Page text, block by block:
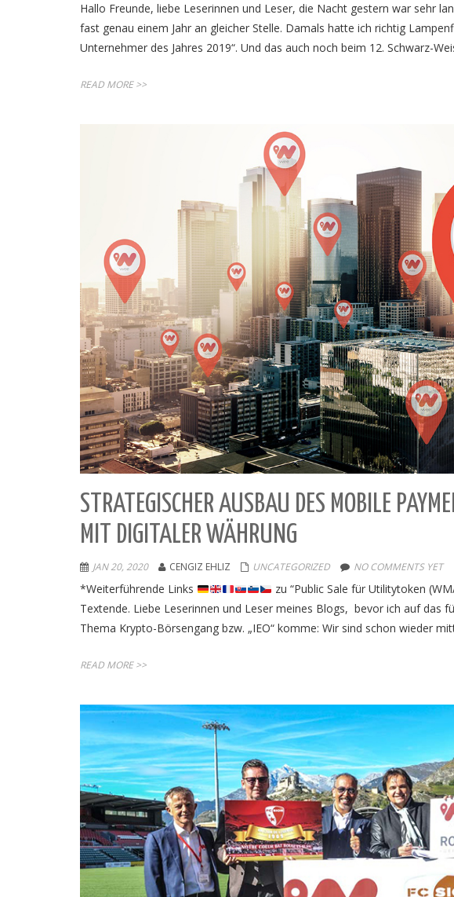
Hallo Freunde, liebe Leserinnen und Leser, die Nacht gestern war sehr
fast genau einem Jahr an gleicher Stelle. Damals hatte ich richtig
Unternehmer des Jahres 2019“. Und das auch noch beim 12. Schwarz-
READ MORE >>
STRATEGISCHER AUSBAU DES MOBILE
MIT DIGITALER WÄHRUNG
JAN 20, 2020 CENGIZ EHLIZ UNCATEGORIZED NO COMMENTS YET
*Weiterführende Links
zu “Public Sale für Utilitytoken
Textende. Liebe Leserinnen und Leser meines Blogs, bevor ich auf das
Thema Krypto-Börsengang bzw. „IEO“ komme: Wir sind schon wieder
READ MORE >>